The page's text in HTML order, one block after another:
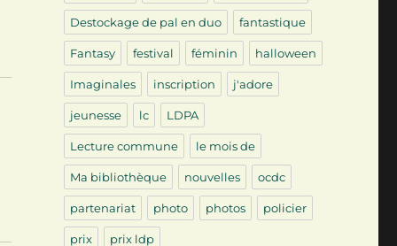
Destockage de pal en duo fantastique
Fantasy festival féminin halloween
Imaginales inscription j'adore
jeunesse lc LDPA
Lecture commune le mois de
Ma bibliothèque nouvelles ocdc
partenariat photo photos policier
prix prix ldp